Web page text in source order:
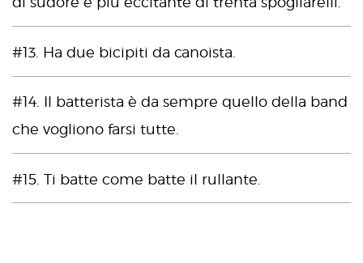
#13. Ha due bicipiti da canoista.
#14. Il batterista è da sempre quello della band
che vogliono farsi tutte.
#15. Ti batte come batte il rullante.